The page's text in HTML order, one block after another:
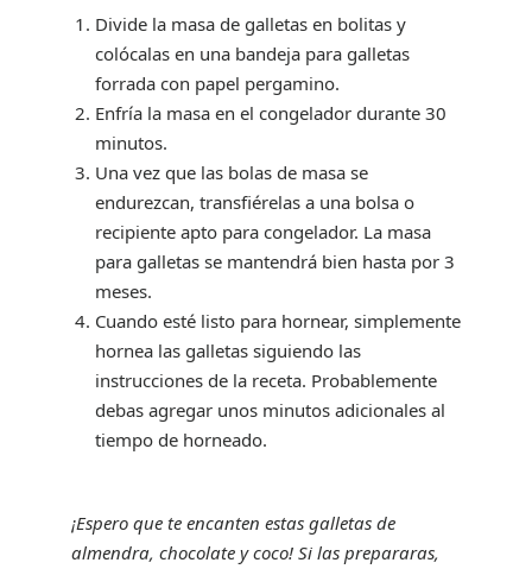
Divide la masa de galletas en bolitas y
colócalas en una bandeja para galletas
forrada con papel pergamino.
Enfría la masa en el congelador durante 30
minutos.
Una vez que las bolas de masa se
endurezcan, transfiérelas a una bolsa o
recipiente apto para congelador. La masa
para galletas se mantendrá bien hasta por 3
meses.
Cuando esté listo para hornear, simplemente
hornea las galletas siguiendo las
instrucciones de la receta. Probablemente
debas agregar unos minutos adicionales al
tiempo de horneado.
¡Espero que te encanten estas galletas de
almendra, chocolate y coco! Si las prepararas,